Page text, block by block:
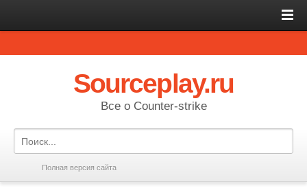
Sourceplay.ru
Все о Counter-strike
Полная версия сайта